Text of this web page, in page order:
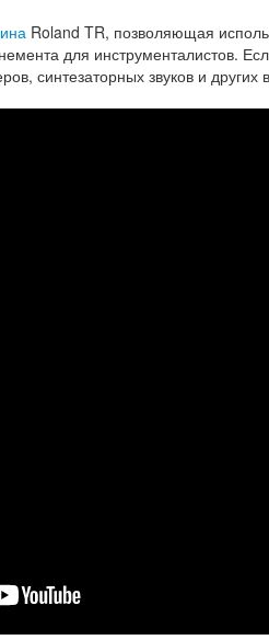
Roland TR, позволяющая
для инструменталистов.
синтезаторных звуков и